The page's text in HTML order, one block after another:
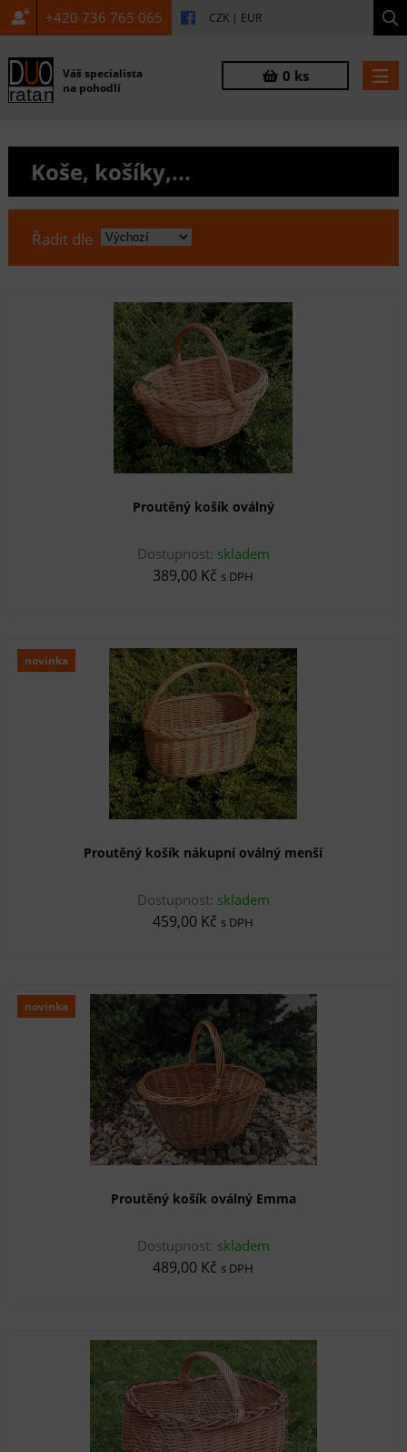
+420 736 765 065 CZK | EUR
Váš specialista
na pohodlí
0 ks
Koše, košíky,...
Řadit dle
Proutěný košík oválný
Dostupnost: skladem
389,00 Kč s DPH
novinka
Proutěný košík nákupní oválný menší
Dostupnost: skladem
459,00 Kč s DPH
novinka
Proutěný košík oválný Emma
Dostupnost: skladem
489,00 Kč s DPH